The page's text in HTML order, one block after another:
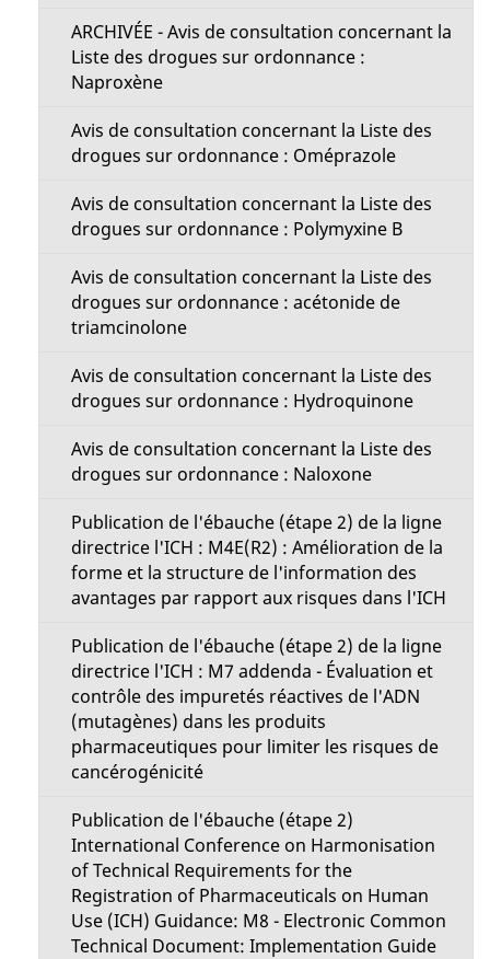
ARCHIVÉE - Avis de consultation concernant la
Liste des drogues sur ordonnance :
Naproxène
Avis de consultation concernant la Liste des
drogues sur ordonnance : Oméprazole
Avis de consultation concernant la Liste des
drogues sur ordonnance : Polymyxine B
Avis de consultation concernant la Liste des
drogues sur ordonnance : acétonide de
triamcinolone
Avis de consultation concernant la Liste des
drogues sur ordonnance : Hydroquinone
Avis de consultation concernant la Liste des
drogues sur ordonnance : Naloxone
Publication de l'ébauche (étape 2) de la ligne
directrice l'ICH : M4E(R2) : Amélioration de la
forme et la structure de l'information des
avantages par rapport aux risques dans l'ICH
Publication de l'ébauche (étape 2) de la ligne
directrice l'ICH : M7 addenda - Évaluation et
contrôle des impuretés réactives de l'ADN
(mutagènes) dans les produits
pharmaceutiques pour limiter les risques de
cancérogénicité
Publication de l'ébauche (étape 2)
International Conference on Harmonisation
of Technical Requirements for the
Registration of Pharmaceuticals on Human
Use (ICH) Guidance: M8 - Electronic Common
Technical Document: Implementation Guide